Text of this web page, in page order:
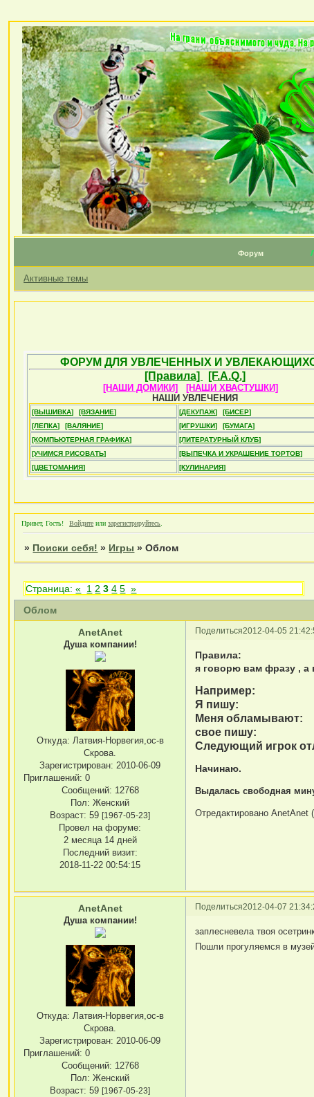
Форум
Активные темы
ФОРУМ ДЛЯ УВЛЕЧЕННЫХ И
[Правила]
[F.A.Q.]
[НАШИ ДОМИКИ]
[НАШИ ХВАСТУШКИ]
НАШИ УВЛЕЧЕНИЯ
[ВЫШИВКА] [ВЯЗАНИЕ] [ДЕКУПАЖ]
[БИСЕР]
[ЛЕПКА]
[ВАЛЯНИЕ] [ИГРУШКИ]
[БУМАГА]
[КОМПЬЮТЕРНАЯ ГРАФИКА]
[ЛИТЕРАТУРНЫЙ КЛУБ]
[УЧИМСЯ РИСОВАТЬ]
[ВЫПЕЧКА И УКРАШЕНИЕ ТОРТОВ]
[ЦВЕТОМАНИЯ]
[КУЛИНАРИЯ]
Привет, Гость! Войдите илизарегистрируйтесь
» Поиски себя! » Игры »Облом
Облом
Страница:« 1 2 3 4 5 »
Поделиться2012-04-05
AnetAnet
Душа компании!
Откуда: Латвия-Норвегия,ос-в
Скрова.
Зарегистрирован: 2010-06-09
Приглашений: 0
Сообщений: 12768
Пол: Женский
Возраст: 59[1967-05-23]
Провел на форуме:
2 месяца 14 дней
Последний визит:
2018-11-22 00:54:15
Правила:
я говорю вам фразу ,
Например:
Я пишу:
Меня
свое пишу:
Следующий игрок
Начинаю.
Выдалась свободная
Отредактировано AnetAnet
Поделиться2012-04-07
AnetAnet
Душа компании!
Откуда: Латвия-Норвегия,ос-в
Скрова.
Зарегистрирован: 2010-06-09
Приглашений: 0
Сообщений: 12768
Пол: Женский
Возраст: 59[1967-05-23]
заплесневела твоя
Пошли прогуляемся в